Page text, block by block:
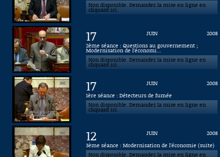
Non disponible. Demandez la mise en ligne en
cliquant ici.
17 JUIN
2008
2ème séance : Questions au gouvernement ;
Modernisation de l’économi...
Non disponible. Demandez la mise en ligne en
cliquant ici.
17 JUIN
2008
1ère séance : Détecteurs de fumée
Non disponible. Demandez la mise en ligne en
cliquant ici.
12 JUIN
2008
3ème séance : Modernisation de l’économie (suite)
Non disponible. Demandez la mise en ligne en